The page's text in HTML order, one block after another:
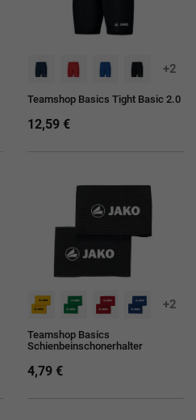
+2
Teamshop Basics Tight Basic 2.0
12,59 €
+2
Teamshop Basics
Schienbeinschonerhalter
4,79 €